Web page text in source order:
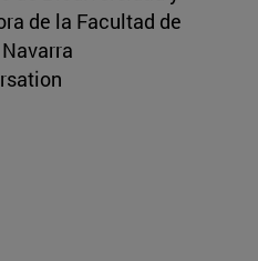
de la Facultad de